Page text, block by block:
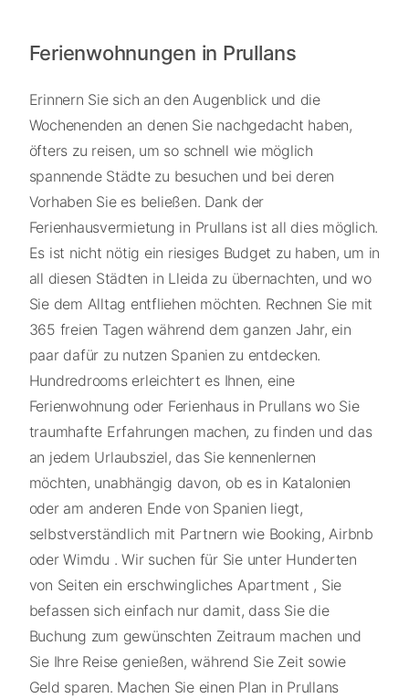
Ferienwohnungen in Prullans
Erinnern Sie sich an den Augenblick und die
Wochenenden an denen Sie nachgedacht haben,
öfters zu reisen, um so schnell wie möglich
spannende Städte zu besuchen und bei deren
Vorhaben Sie es beließen. Dank der
Ferienhausvermietung in Prullans ist all dies möglich.
Es ist nicht nötig ein riesiges Budget zu haben, um in
all diesen Städten in Lleida zu übernachten, und wo
Sie dem Alltag entfliehen möchten. Rechnen Sie mit
365 freien Tagen während dem ganzen Jahr, ein
paar dafür zu nutzen Spanien zu entdecken.
Hundredrooms erleichtert es Ihnen, eine
Ferienwohnung oder Ferienhaus in Prullans wo Sie
traumhafte Erfahrungen machen, zu finden und das
an jedem Urlaubsziel, das Sie kennenlernen
möchten, unabhängig davon, ob es in Katalonien
oder am anderen Ende von Spanien liegt,
selbstverständlich mit Partnern wie Booking, Airbnb
oder Wimdu . Wir suchen für Sie unter Hunderten
von Seiten ein erschwingliches Apartment , Sie
befassen sich einfach nur damit, dass Sie die
Buchung zum gewünschten Zeitraum machen und
Sie Ihre Reise genießen, während Sie Zeit sowie
Geld sparen. Machen Sie einen Plan in Prullans